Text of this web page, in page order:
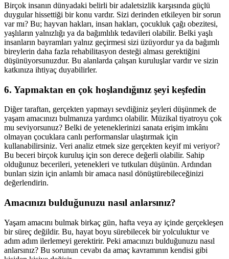
Birçok insanın dünyadaki belirli bir adaletsizlik karşısında güçlü
duygular hissettiği bir konu vardır. Sizi derinden etkileyen bir sorun
var mı? Bu; hayvan hakları, insan hakları, çocukluk çağı obezitesi,
yaşlıların yalnızlığı ya da bağımlılık tedavileri olabilir. Belki yaşlı
insanların bayramları yalnız geçirmesi sizi üzüyordur ya da bağımlı
bireylerin daha fazla rehabilitasyon desteği alması gerektiğini
düşünüyorsunuzdur. Bu alanlarda çalışan kuruluşlar vardır ve sizin
katkınıza ihtiyaç duyabilirler.
6. Yapmaktan en çok hoşlandığınız şeyi keşfedin
Diğer taraftan, gerçekten yapmayı sevdiğiniz şeyleri düşünmek de
yaşam amacınızı bulmanıza yardımcı olabilir. Müzikal tiyatroyu çok
mu seviyorsunuz? Belki de yeteneklerinizi sanata erişim imkânı
olmayan çocuklara canlı performanslar ulaştırmak için
kullanabilirsiniz. Veri analiz etmek size gerçekten keyif mi veriyor?
Bu beceri birçok kuruluş için son derece değerli olabilir. Sahip
olduğunuz becerileri, yetenekleri ve tutkuları düşünün. Ardından
bunları sizin için anlamlı bir amaca nasıl dönüştürebileceğinizi
değerlendirin.
Amacınızı bulduğunuzu nasıl anlarsınız?
Yaşam amacını bulmak birkaç gün, hafta veya ay içinde gerçekleşen
bir süreç değildir. Bu, hayat boyu sürebilecek bir yolculuktur ve
adım adım ilerlemeyi gerektirir. Peki amacınızı bulduğunuzu nasıl
anlarsınız? Bu sorunun cevabı da amaç kavramının kendisi gibi